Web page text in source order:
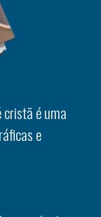
é uma
e